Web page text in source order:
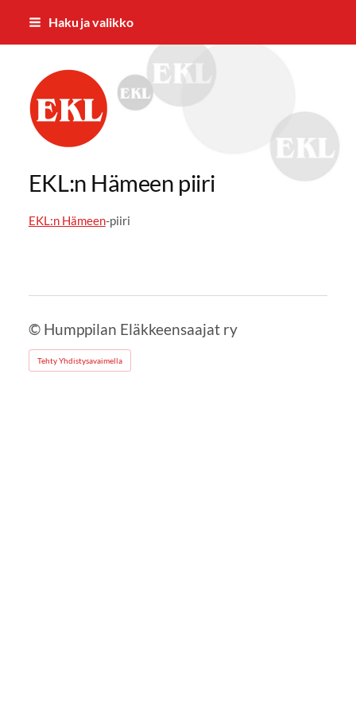
Siirry
Haku ja valikko
Humppilan Eläkkeensajat ry
EKL:n Hämeen piiri
EKL:n Hämeen-piiri
© Humppilan Eläkkeensaajat ry
Tehty Yhdistysavaimella